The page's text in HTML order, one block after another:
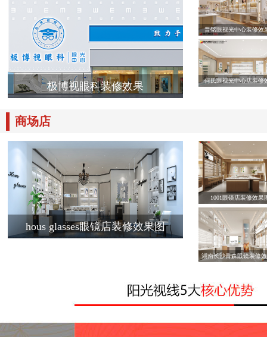
极博视眼科装修效果
晋铭眼视光中心装修效
何氏眼视光中心店装修
商场店
hous glasses眼镜店装修效果图
1001眼镜店装修效果
湖南长沙青森眼镜装修